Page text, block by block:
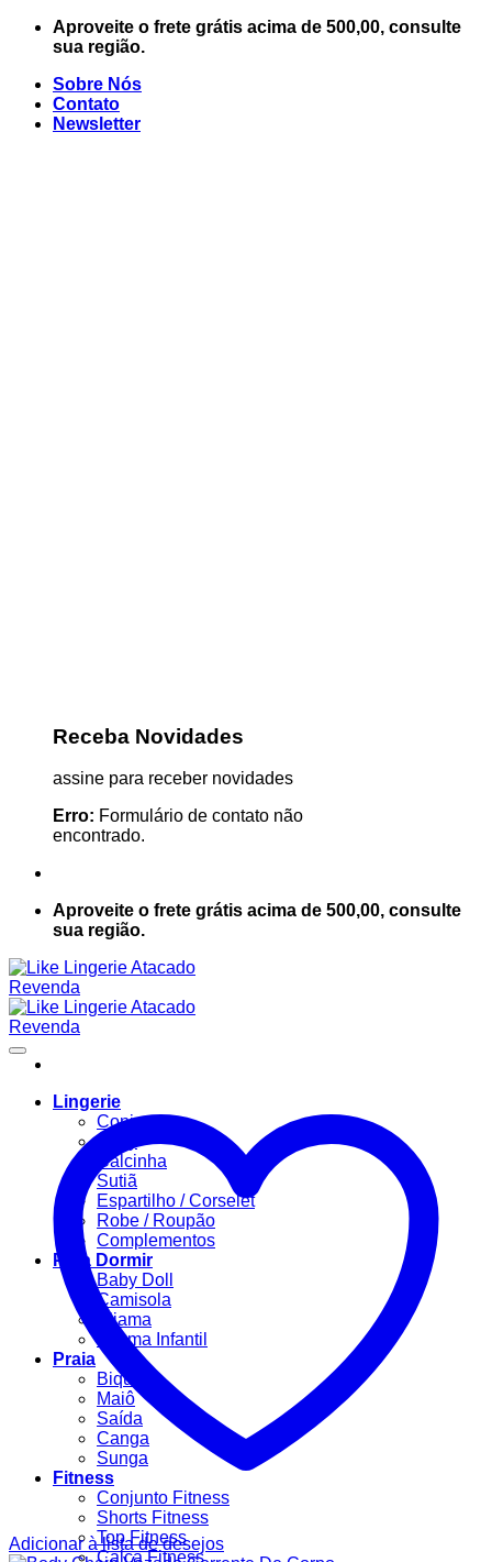
Skip
Aproveite o frete grátis acima de 500,00, consulte
sua região.
Sobre Nós
Contato
Newsletter
Receba Novidades
assine para receber novidades
Erro: Formulário de contato não
encontrado.
Aproveite o frete grátis acima de 500,00, consulte
sua região.
Lingerie
Conjuntos
Body
Calcinha
Sutiã
Espartilho / Corselet
Robe / Roupão
Complementos
Para Dormir
Baby Doll
Camisola
Pijama
Pijama Infantil
Praia
Biquíni
Maiô
Saída
Canga
Sunga
Fitness
Conjunto Fitness
Shorts Fitness
Top Fitness
Calça Fitness
Adicionar à lista de desejos